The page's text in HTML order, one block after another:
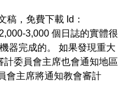
稿，免費下載 Id：
3,000 個日誌的實體很
器完成的。 如果發現重大
委員會主席也會通知地區
會主席將通知教會審計